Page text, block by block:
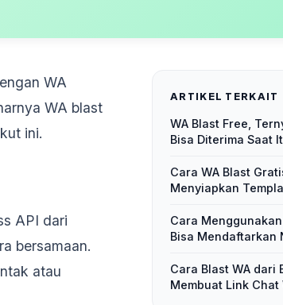
WA
WA blast
ini.
API dari
bersamaan.
atau
ARTIKEL TERKAIT
WA Blast Free,
Bisa Diterima Saat
Cara WA Blast
Menyiapkan
Cara Menggunakan
Bisa Mendaftarkan
Cara Blast WA dari
Membuat Link Chat